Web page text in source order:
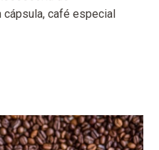
cápsula, café especial